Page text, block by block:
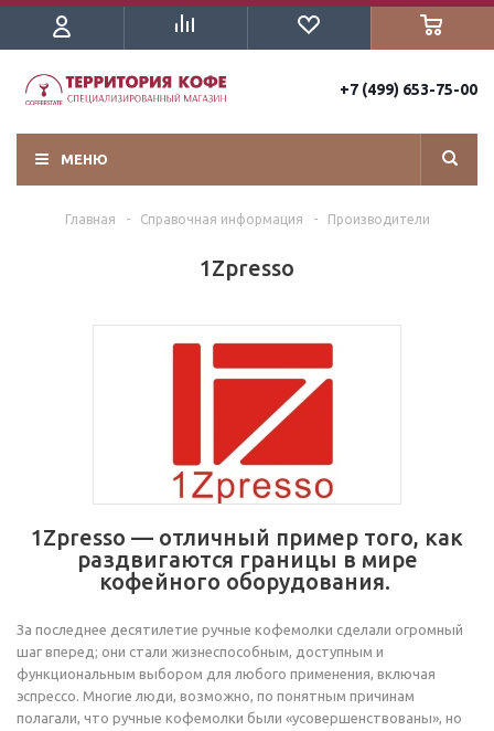
+7 (499) 653-75-00
МЕНЮ
Главная - Справочная информация - Производители
1Zpresso
1Zpresso — отличный пример того, как
раздвигаются границы в мире
кофейного оборудования.
За последнее десятилетие ручные кофемолки сделали огромный
шаг вперед; они стали жизнеспособным, доступным и
функциональным выбором для любого применения, включая
эспрессо. Многие люди, возможно, по понятным причинам
полагали, что ручные кофемолки были «усовершенствованы», но